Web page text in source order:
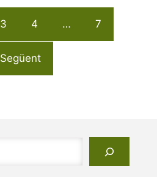
3 4 … 7
Següent